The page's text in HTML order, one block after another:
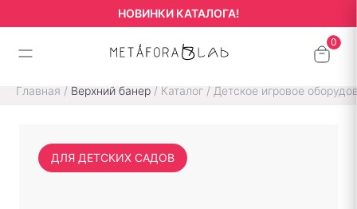
НОВИНКИ КАТАЛОГА!
Главная / Верхний банер / Каталог / Детское игровое
ДЛЯ ДЕТСКИХ САДОВ